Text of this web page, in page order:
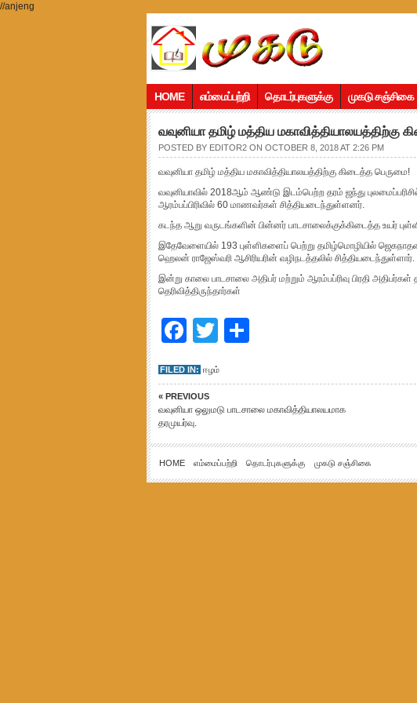
//anjeng
HOME எம்மைப்பற்றி தொடர்புகளுக்கு முகடு சஞ்சிகை
வவுனியா தமிழ் மத்திய மகாவித்தியாலயத்திற்கு
POSTED BY EDITOR2 ON OCTOBER 8, 2018 AT 2:26 PM
வவுனியா தமிழ் மத்திய மகாவித்தியாலயத்திற்கு கிடைத்த பெருமை!
வவுனியாவில் 2018ஆம் ஆண்டு இடம்பெற்ற தரம் ஜந்து
ஆரம்பப்பிரிவில் 60 மாணவர்கள் சித்தியடைந்துள்ளனர்.
கடந்த ஆறு வருடங்களின் பின்னர் பாடசாலைக்குக்கிடைத்த உயர்
இதேவேளையில் 193 புள்ளிகளைப் பெற்று தமிழ்மொழியில்
ஹெலன் ராஜேஸ்வரி ஆசிரியரின் வழிநடத்தலில் சித்தியடைந்துள்ளார்.
இன்று காலை பாடசாலை அதிபர் மற்றும் ஆரம்பப்ரிவு பிரதி
தெரிவித்திருந்தார்கள்
Facebook
Twitter
FILED IN: ஈழம்
« PREVIOUS
வவுனியா ஒலுமடு பாடசாலை மகாவித்தியாலயமாக
தரமுயர்வு.
HOME எம்மைப்பற்றி தொடர்புகளுக்கு முகடு சஞ்சிகை